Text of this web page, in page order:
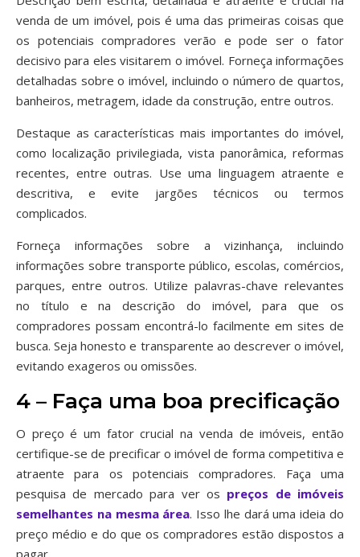
venda de um imóvel, pois é uma das primeiras coisas que
os potenciais compradores verão e pode ser o fator
decisivo para eles visitarem o imóvel. Forneça informações
detalhadas sobre o imóvel, incluindo o número de quartos,
banheiros, metragem, idade da construção, entre outros.
Destaque as características mais importantes do imóvel,
como localização privilegiada, vista panorâmica, reformas
recentes, entre outras. Use uma linguagem atraente e
descritiva, e evite jargões técnicos ou termos
complicados.
Forneça informações sobre a vizinhança, incluindo
informações sobre transporte público, escolas, comércios,
parques, entre outros. Utilize palavras-chave relevantes
no título e na descrição do imóvel, para que os
compradores possam encontrá-lo facilmente em sites de
busca. Seja honesto e transparente ao descrever o imóvel,
evitando exageros ou omissões.
4 – Faça uma boa precificação
O preço é um fator crucial na venda de imóveis, então
certifique-se de precificar o imóvel de forma competitiva e
atraente para os potenciais compradores. Faça uma
pesquisa de mercado para ver os preços de imóveis
semelhantes na mesma área. Isso lhe dará uma ideia do
preço médio e do que os compradores estão dispostos a